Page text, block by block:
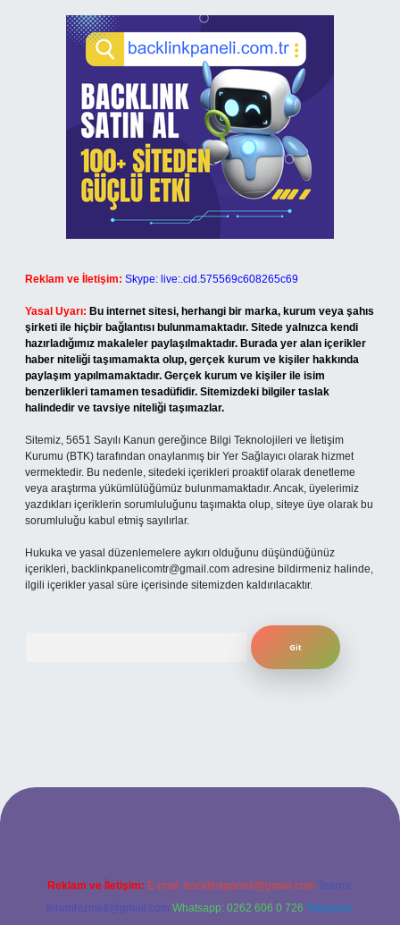
Reklam ve İletişim: Skype: live:.cid.575569c608265c69
Yasal Uyarı: Bu internet sitesi, herhangi bir marka, kurum veya şahıs
şirketi ile hiçbir bağlantısı bulunmamaktadır. Sitede yalnızca kendi
hazırladığımız makaleler paylaşılmaktadır. Burada yer alan içerikler
haber niteliği taşımamakta olup, gerçek kurum ve kişiler hakkında
paylaşım yapılmamaktadır. Gerçek kurum ve kişiler ile isim
benzerlikleri tamamen tesadüfidir. Sitemizdeki bilgiler taslak
halindedir ve tavsiye niteliği taşımazlar.
Sitemiz, 5651 Sayılı Kanun gereğince Bilgi Teknolojileri ve İletişim
Kurumu (BTK) tarafından onaylanmış bir Yer Sağlayıcı olarak hizmet
vermektedir. Bu nedenle, sitedeki içerikleri proaktif olarak denetleme
veya araştırma yükümlülüğümüz bulunmamaktadır. Ancak, üyelerimiz
yazdıkları içeriklerin sorumluluğunu taşımakta olup, siteye üye olarak bu
sorumluluğu kabul etmiş sayılırlar.
Hukuka ve yasal düzenlemelere aykırı olduğunu düşündüğünüz
içerikleri, backlinkpanelicomtr@gmail.com adresine bildirmeniz halinde,
ilgili içerikler yasal süre içerisinde sitemizden kaldırılacaktır.
betexper
Reklam ve İletişim: E-mail: backlinkpaneli@gmail.com Teams:
forumhizmeti@gmail.com Whatsapp: 0262 606 0 726 Telegram: